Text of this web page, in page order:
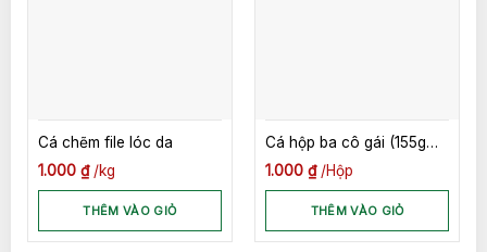
Cá chẽm file lóc da
1.000 ₫ kg
THÊM VÀO GIỎ
Cá hộp ba cô gái (155g
*100 lon )
1.000 ₫ Hộp
THÊM VÀO GIỎ